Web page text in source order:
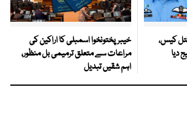
کیس،
دیا
خیبرپختونخوا اسمبلی کا اراکین کی
مراعات سے متعلق ترمیمی بل منظور،
اہم شقیں تبدیل